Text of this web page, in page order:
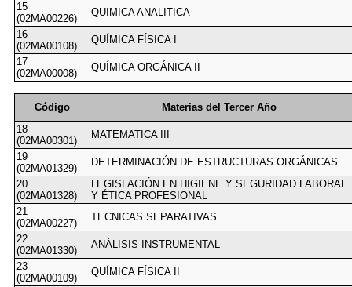
15
(02MA00226)
QUIMICA ANALITICA
16
(02MA00108)
QUÍMICA FÍSICA I
17
(02MA00008)
QUÍMICA ORGÁNICA II
Código
Materias del Tercer Año
18
(02MA00301)
MATEMATICA III
19
(02MA01329)
DETERMINACIÓN DE ESTRUCTURAS ORGÁNICAS
20
(02MA01328)
LEGISLACIÓN EN HIGIENE Y SEGURIDAD LABORAL
Y ÉTICA PROFESIONAL
21
(02MA00227)
TECNICAS SEPARATIVAS
22
(02MA01330)
ANÁLISIS INSTRUMENTAL
23
(02MA00109)
QUÍMICA FÍSICA II